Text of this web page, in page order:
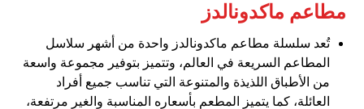
مطاعم ماكدونالدز
تُعد سلسلة مطاعم ماكدونالدز واحدة من أشهر سلاسل
المطاعم السريعة في العالم، وتتميز بتوفير مجموعة واسعة
من الأطباق اللذيذة والمتنوعة التي تناسب جميع أفراد
العائلة، كما يتميز المطعم بأسعاره المناسبة والغير مرتفعة،